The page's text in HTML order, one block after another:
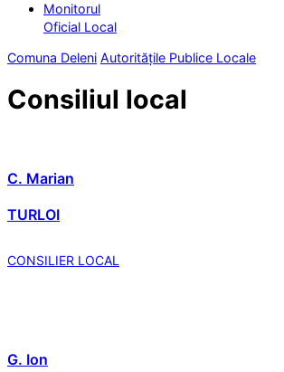
Monitorul
Oficial Local
Comuna Deleni Autoritățile Publice Locale
Consiliul local
C. Marian
TURLOI
CONSILIER LOCAL
G. Ion